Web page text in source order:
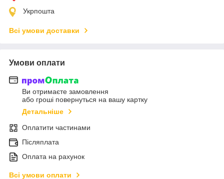
Укрпошта
Всі умови доставки
Умови оплати
Ви отримаєте замовлення
або гроші повернуться на вашу картку
Детальніше
Оплатити частинами
Післяплата
Оплата на рахунок
Всі умови оплати